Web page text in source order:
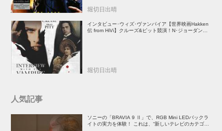
堀切日出晴
インタビュー･ウィズ･ヴァンパイア【世界映画Hakken
伝 from HiVi】クルーズ&ピット競演！N･ジョーダン監
堀切日出晴
人気記事
ソニーの「BRAVIA 9 Ⅱ」で、RGB Mini LEDバックラ
イトの実力を体験！ これは、“新しいテレビのカテゴリ